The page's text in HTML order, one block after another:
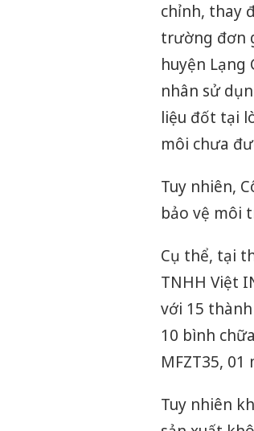
chỉnh, thay
trường đơn
huyện Lạng
nhân sử
liệu đốt tại
môi chưa
Tuy nhiên,
bảo vệ môi
Cụ thể, tại
TNHH Việt
với 15
10 bình
MFZT35,
Tuy nhiên